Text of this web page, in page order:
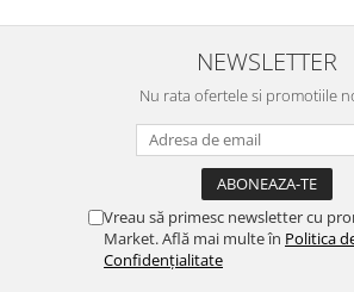
NEWSLETTER
Nu rata ofertele si promotiile
Vreau să primesc newsletter cu
Market. Află mai multe în Politica
Confidențialitate